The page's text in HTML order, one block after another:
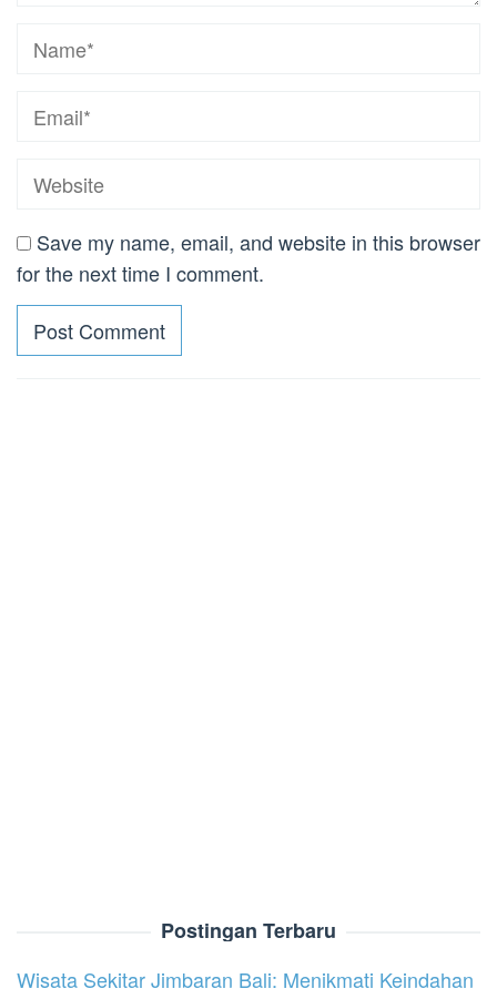
Save my name, email, and website in this browser
for the next time I comment.
Postingan Terbaru
Wisata Sekitar Jimbaran Bali: Menikmati Keindahan